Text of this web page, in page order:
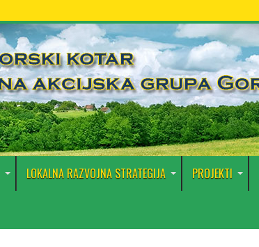
LOKALNA RAZVOJNA STRATEGIJA PROJEKTI